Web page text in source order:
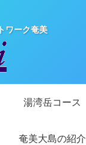
ワーク奄美
湯湾岳コース
奄美大島の紹介